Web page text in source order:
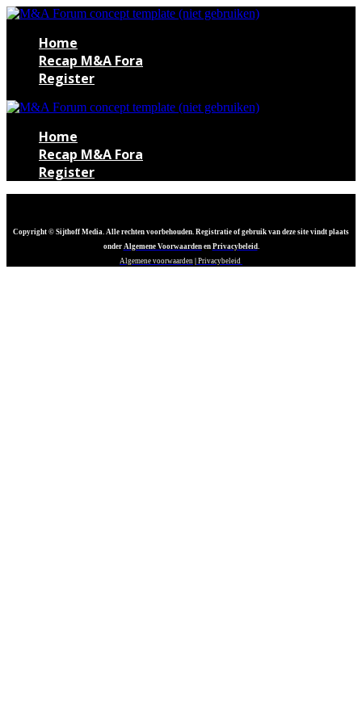
Home
Recap M&A Fora
Register
Home
Recap M&A Fora
Register
Copyright © Sijthoff Media. Alle rechten voorbehouden. Registratie of gebruik van deze site vindt plaats
onder Algemene Voorwaardenen Privacybeleid.
Algemene voorwaarden Privacybeleid